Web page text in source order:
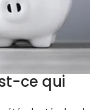
ce qui